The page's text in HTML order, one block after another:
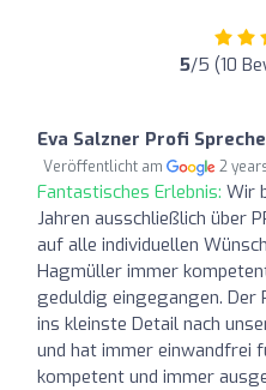
5/5 (10
Eva Salzner Profi
Veröffentlicht am 2
Fantastisches Erlebnis: Wir
Jahren ausschließlich über
auf alle individuellen
Hagmüller immer
geduldig eingegangen.
ins kleinste Detail nach
und hat immer einwandfrei
kompetent und immer